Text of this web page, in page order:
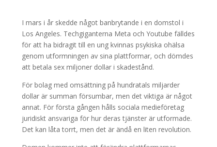
I mars i år skedde något banbrytande i en domstol i
Los Angeles. Techgiganterna Meta och Youtube fälldes
för att ha bidragit till en ung kvinnas psykiska ohälsa
genom utformningen av sina plattformar, och dömdes
att betala sex miljoner dollar i skadestånd.
För bolag med omsättning på hundratals miljarder
dollar är summan försumbar, men det viktiga är något
annat. För första gången hålls sociala medieföretag
juridiskt ansvariga för hur deras tjänster är utformade.
Det kan låta torrt, men det är ändå en liten revolution.